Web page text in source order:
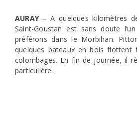
AURAY– A quelques kilomètres
Saint-Goustan est sans doute
préférons dans le Morbihan.
quelques bateaux en bois flottent
colombages. En fin de journée, il
particulière.